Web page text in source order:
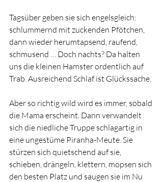
Tagsüber geben sie sich engelsgleich:
schlummernd mit zuckenden Pfötchen,
dann wieder herumtapsend, raufend,
schmusend … Doch nachts? Da halten
uns die kleinen Hamster ordentlich auf
Trab. Ausreichend Schlaf ist Glückssache.
Aber so richtig wild wird es immer, sobald
die Mama erscheint. Dann verwandelt
sich die niedliche Truppe schlagartig in
eine ungestüme Piranha-Meute. Sie
stürzen sich quietschend auf sie,
schieben, drängeln, klettern, mopsen sich
den besten Platz und saugen sie im Nu